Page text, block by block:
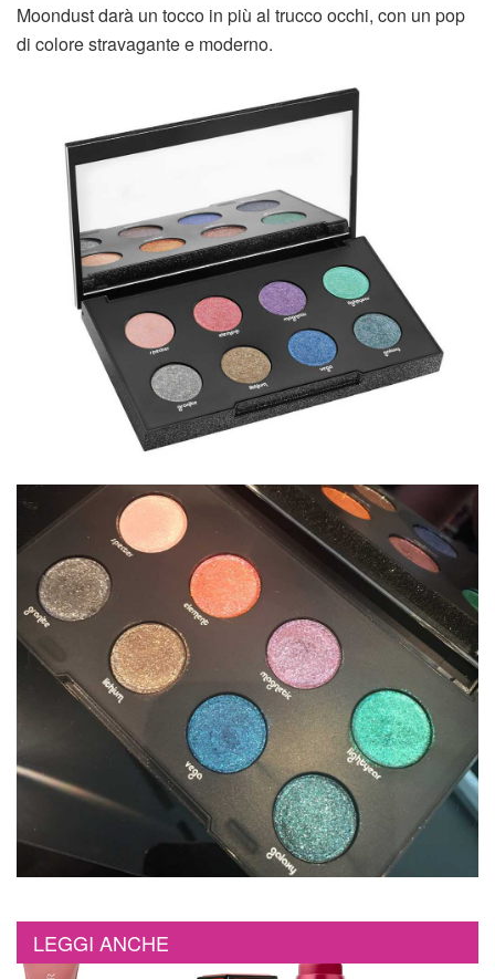
Moondust darà un tocco in più al trucco occhi, con un pop
di colore stravagante e moderno.
LEGGI ANCHE